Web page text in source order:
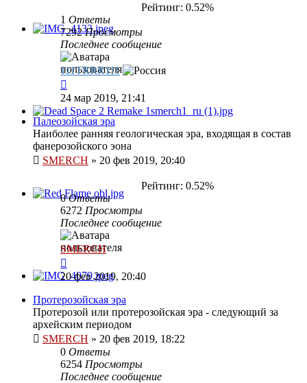
Рейтинг: 0.52%
1 Ответы
7292Просмотры
Последнее сообщение
111TRRR111
24 мар 2019, 21:41
Палеозойская эра
Наиболее ранняя геологическая эра, входящая в состав
фанерозойского эона
SMERCH » 20 фев 2019, 20:40
Рейтинг: 0.52%
0Ответы
6272 Просмотры
Последнее сообщение
SMERCH
20 фев 2019, 20:40
Протерозойская эра
Протерозой или протерозойская эра - следующий за
архейским периодом
SMERCH » 20 фев 2019, 18:22
0 Ответы
6254 Просмотры
Последнее сообщение